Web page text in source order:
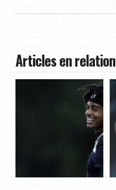
Articles en relation